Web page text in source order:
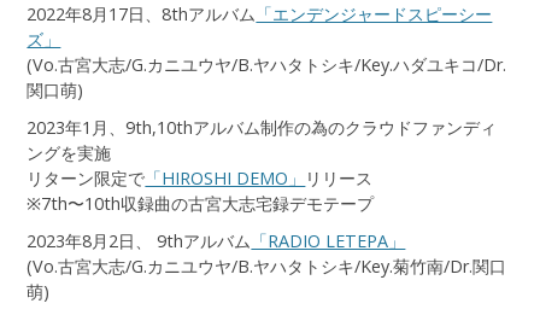
2022年8月17日、8thアルバム 「エンデンジャードスピーシー
ズ」
(Vo.古宮大志/G.カニユウヤ/B.ヤハタトシキ/Key.ハダユキコ/Dr.
関口萌)
2023年1月、9th,10thアルバム制作の為のクラウドファンディ
ングを実施
リターン限定で 「HIROSHI DEMO」 リリース
※7th〜10th収録曲の古宮大志宅録デモテープ
2023年8月2日、 9thアルバム 「RADIO LETEPA」
(Vo.古宮大志/G.カニユウヤ/B.ヤハタトシキ/Key.菊竹南/Dr.関口
萌)